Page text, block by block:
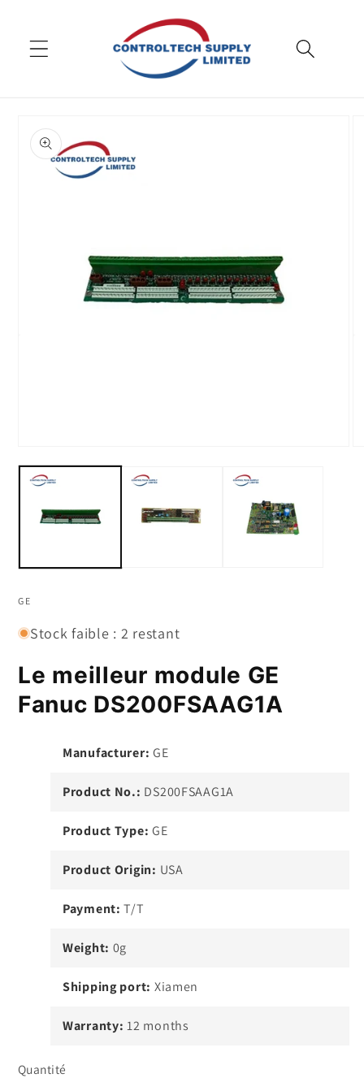
informations
sur le
produit
le
média
GE
Stock faible : 2 restant
Le meilleur module GE
Fanuc DS200FSAAG1A
Manufacturer: GE
Product No.: DS200FSAAG1A
Product Type: GE
Product Origin: USA
Payment: T/T
Weight: 0g
Shipping port: Xiamen
Warranty: 12 months
Quantité